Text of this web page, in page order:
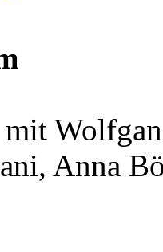
Anna